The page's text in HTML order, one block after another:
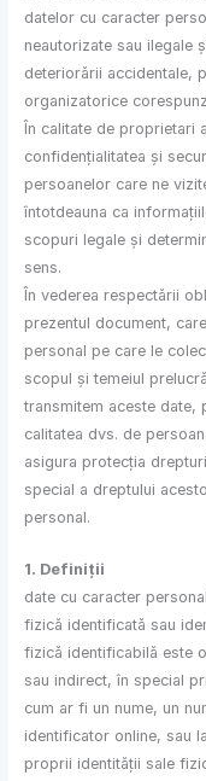
datelor cu caracter
neautorizate sau ilegale
deteriorării accidentale,
organizatorice
În calitate de proprietari
confidențialitatea și
persoanelor care ne
întotdeauna ca
scopuri legale și
sens.
În vederea respectării
prezentul document,
personal pe care le
scopul și temeiul
transmitem aceste date,
calitatea dvs. de
asigura protecția
special a dreptului
personal.
1. Definiții
date cu caracter
fizică identificată sau
fizică identificabilă este
sau indirect, în special
cum ar fi un nume, un
identificator online, sau
proprii identității sale